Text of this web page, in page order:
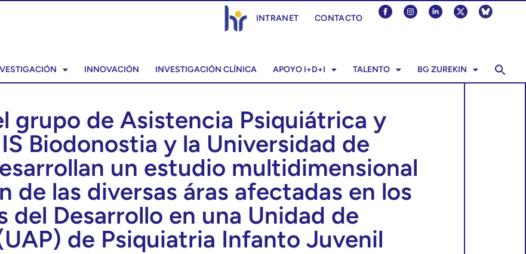
INTRANET CONTACTO
INNOVACIÓN INVESTIGACIÓN CLÍNICA APOYO I+D+I TALENTO BG ZUREKIN
grupo de Asistencia Psiquiátrica y
Biodonostia y la Universidad de
un estudio multidimensional
de las diversas áras afectadas en los
del Desarrollo en una Unidad de
de Psiquiatria Infanto Juvenil